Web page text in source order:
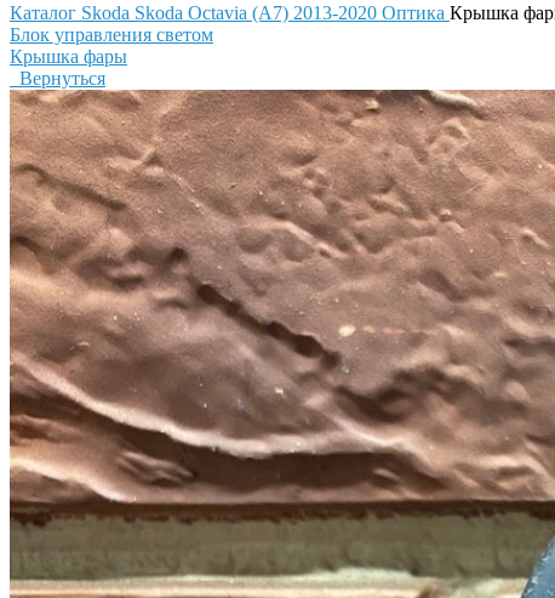
Каталог Skoda Skoda Octavia (A7) 2013-2020 Оптика Крышка
Блок управления светом
Крышка фары
Вернуться